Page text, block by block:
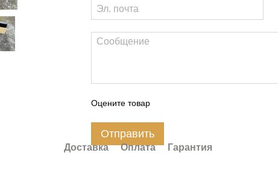
Оцените товар
Отправить
Доставка Оплата Гарантия